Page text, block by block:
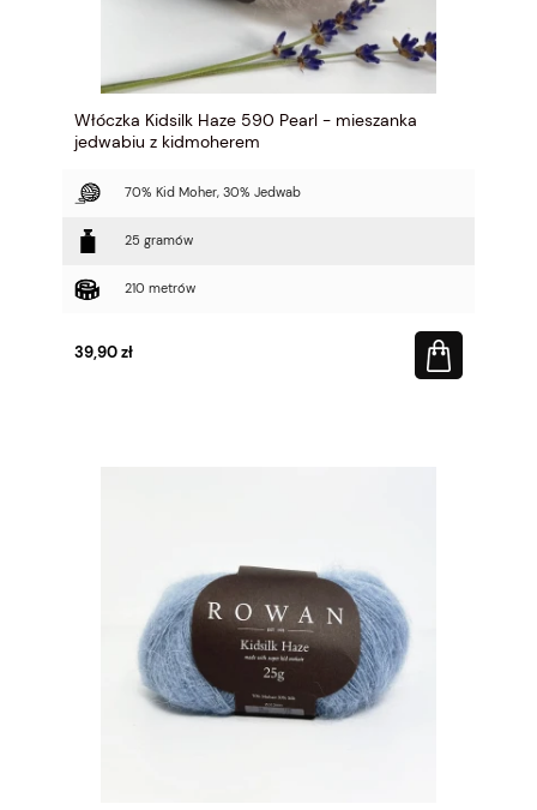
Włóczka Kidsilk Haze 590 Pearl - mieszanka
jedwabiu z kidmoherem
70% Kid Moher, 30% Jedwab
25 gramów
210 metrów
39,90 zł